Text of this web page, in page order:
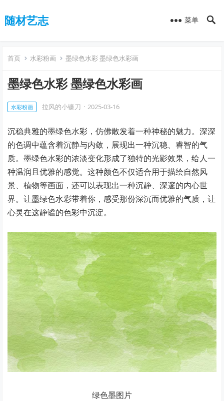
随材艺志 菜单
首页 水彩粉画 墨绿色水彩 墨绿色水彩画
墨绿色水彩 墨绿色水彩画
水彩粉画 拉风的小镰刀 · 2025-03-16
沉稳典雅的墨绿色水彩，仿佛散发着一种神秘的魅力。深深
的色调中蕴含着沉静与内敛，展现出一种沉稳、睿智的气
质。墨绿色水彩的浓淡变化形成了独特的光影效果，给人一
种温润且优雅的感觉。这种颜色不仅适合用于描绘自然风
景、植物等画面，还可以表现出一种沉静、深邃的内心世
界。让墨绿色水彩带着你，感受那份深沉而优雅的气质，让
心灵在这静谧的色彩中沉淀。
绿色墨图片